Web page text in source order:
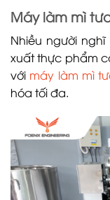
Máy làm mì
Nhiều người
xuất thực phẩm
với máy làm mì
hóa tối đa.